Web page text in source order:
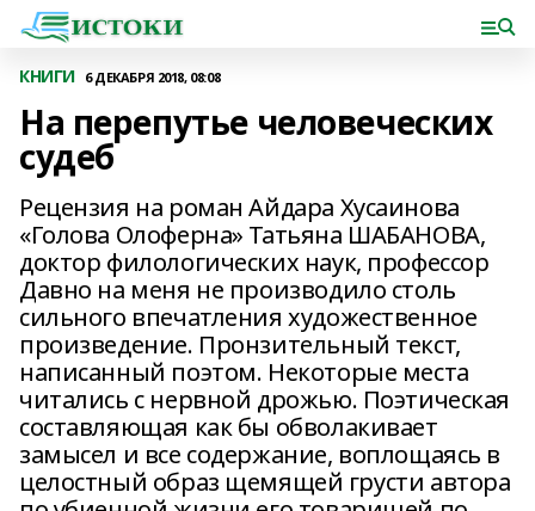
КНИГИ 6 ДЕКАБРЯ 2018, 08:08
На перепутье человеческих
судеб
Рецензия на роман Айдара Хусаинова
«Голова Олоферна» Татьяна ШАБАНОВА,
доктор филологических наук, профессор
Давно на меня не производило столь
сильного впечатления художественное
произведение. Пронзительный текст,
написанный поэтом. Некоторые места
читались с нервной дрожью. Поэтическая
составляющая как бы обволакивает
замысел и все содержание, воплощаясь в
целостный образ щемящей грусти автора